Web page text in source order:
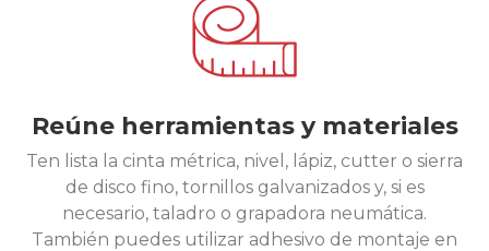
Reúne herramientas y materiales
Ten lista la cinta métrica, nivel, lápiz, cutter o sierra
de disco fino, tornillos galvanizados y, si es
necesario, taladro o grapadora neumática.
También puedes utilizar adhesivo de montaje en